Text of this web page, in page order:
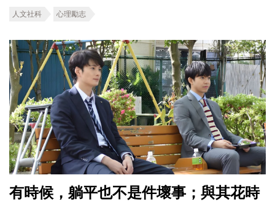
人文社科 心理勵志
有時候，躺平也不是件壞事；與其花時